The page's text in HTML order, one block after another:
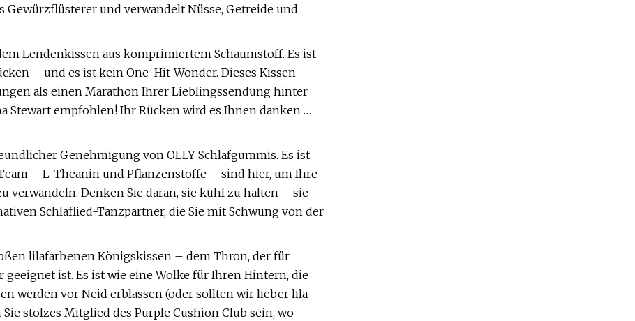
und verwandelt Nüsse, Getreide und
Lendenkissen aus komprimiertem Schaumstoff. Es ist
– und es ist kein One-Hit-Wonder. Dieses Kissen
als einen Marathon Ihrer Lieblingssendung hinter
Stewart empfohlen! Ihr Rücken wird es Ihnen danken …
Genehmigung von OLLY Schlafgummis. Es ist
– L-Theanin und Pflanzenstoffe – sind hier, um Ihre
verwandeln. Denken Sie daran, sie kühl zu halten – sie
Schlaflied-Tanzpartner, die Sie mit Schwung von der
lilafarbenen Königskissen – dem Thron, der für
ist. Es ist wie eine Wolke für Ihren Hintern, die
werden vor Neid erblassen (oder sollten wir lieber lila
stolzes Mitglied des Purple Cushion Club sein, wo